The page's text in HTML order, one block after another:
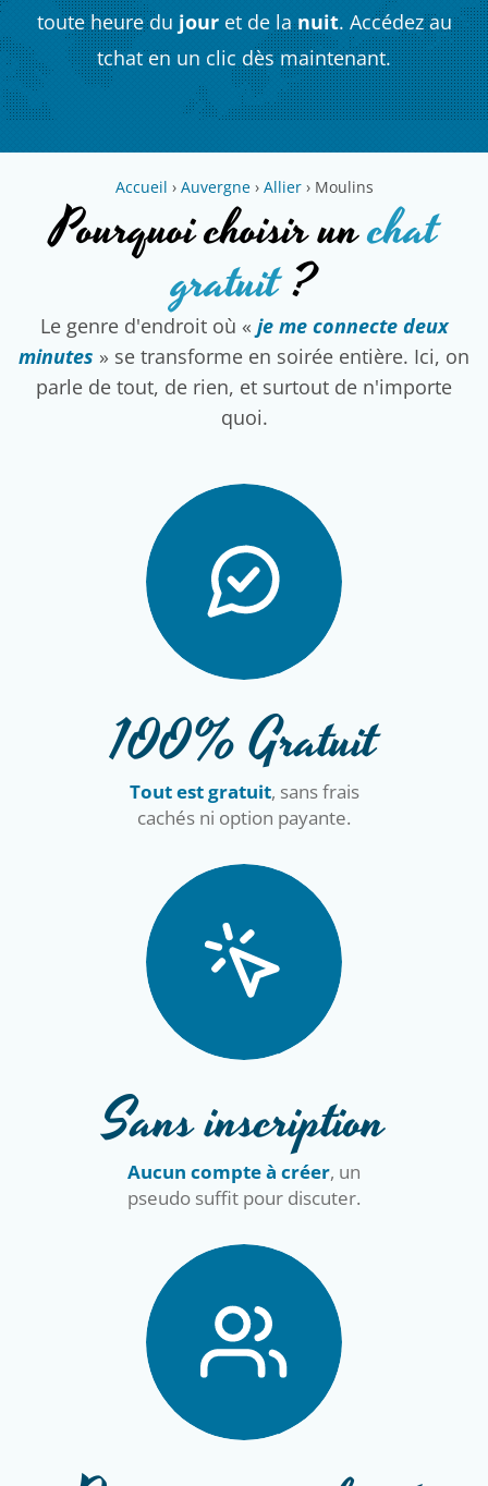
toute heure du jouret de lanuit. Accédez au
tchat en un clic dès maintenant.
Accueil › Auvergne › Allier › Moulins
Pourquoi choisir unchat
gratuit?
Le genre d'endroit où « je me connecte deux
minutes » se transforme en soirée entière. Ici, on
parle de tout, de rien, et surtout de n'importe
quoi.
100% Gratuit
Tout est gratuit, sans frais
cachés ni option payante.
Sans inscription
Aucun compte à créer, un
pseudo suffit pour discuter.